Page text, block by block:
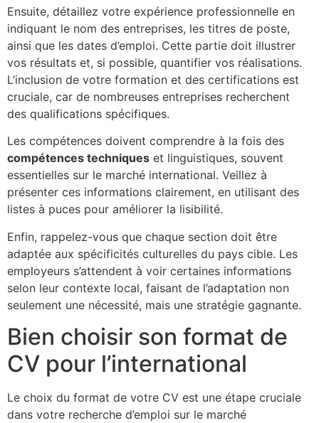
Ensuite, détaillez votre expérience professionnelle en
indiquant le nom des entreprises, les titres de poste,
ainsi que les dates d’emploi. Cette partie doit illustrer
vos résultats et, si possible, quantifier vos réalisations.
L’inclusion de votre formation et des certifications est
cruciale, car de nombreuses entreprises recherchent
des qualifications spécifiques.
Les compétences doivent comprendre à la fois des
compétences techniques et linguistiques, souvent
essentielles sur le marché international. Veillez à
présenter ces informations clairement, en utilisant des
listes à puces pour améliorer la lisibilité.
Enfin, rappelez-vous que chaque section doit être
adaptée aux spécificités culturelles du pays cible. Les
employeurs s’attendent à voir certaines informations
selon leur contexte local, faisant de l’adaptation non
seulement une nécessité, mais une stratégie gagnante.
Bien choisir son format de
CV pour l’international
Le choix du format de votre CV est une étape cruciale
dans votre recherche d’emploi sur le marché